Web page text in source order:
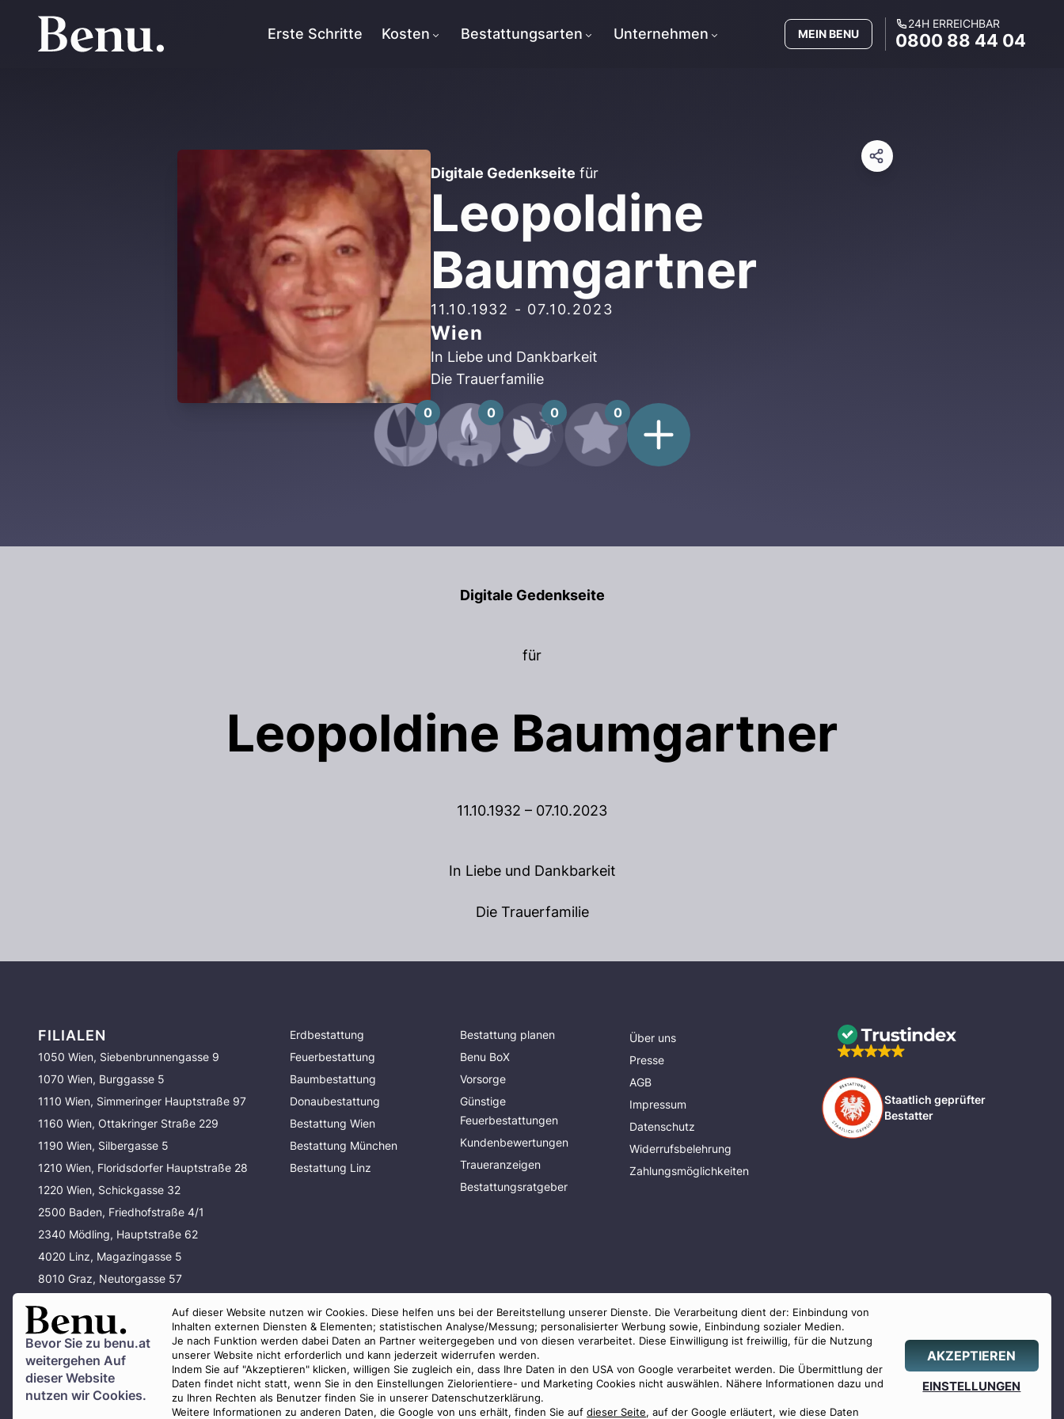
Bevor Sie zu benu.at
weitergehen Auf
dieser Website
nutzen wir Cookies.
Auf dieser Website nutzen wir Cookies. Diese helfen uns bei der Bereitstellung unserer Dienste. Die Verarbeitung dient der: Einbindung von
Inhalten externen Diensten & Elementen; statistischen Analyse/Messung; personalisierter Werbung sowie, Einbindung sozialer Medien.
Je nach Funktion werden dabei Daten an Partner weitergegeben und von diesen verarbeitet. Diese Einwilligung ist freiwillig, für die Nutzung
unserer Website nicht erforderlich und kann jederzeit widerrufen werden.
Indem Sie auf "Akzeptieren" klicken, willigen Sie zugleich ein, dass Ihre Daten in den USA von Google verarbeitet werden. Die Übermittlung der
Daten findet nicht statt, wenn Sie in den Einstellungen Zielorientiere- und Marketing Cookies nicht auswählen. Nähere Informationen dazu und
zu Ihren Rechten als Benutzer finden Sie in unserer Datenschutzerklärung.
Weitere Informationen zu anderen Daten, die Google von uns erhält, finden Sie auf dieser Seite, auf der Google erläutert, wie diese Daten
AKZEPTIEREN
EINSTELLUNGEN
Erste Schritte Kosten Bestattungsarten Unternehmen MEIN BENU
24H ERREICHBAR
0800 88 44 04
Digitale Gedenkseite für
Leopoldine
Baumgartner
11.10.1932 - 07.10.2023
Wien
In Liebe und Dankbarkeit
Die Trauerfamilie
0 0 0 0
Digitale Gedenkseite
für
Leopoldine Baumgartner
11.10.1932 – 07.10.2023
In Liebe und Dankbarkeit
Die Trauerfamilie
FILIALEN
1050 Wien, Siebenbrunnengasse 9
1070 Wien, Burggasse 5
1110 Wien, Simmeringer Hauptstraße 97
1160 Wien, Ottakringer Straße 229
1190 Wien, Silbergasse 5
1210 Wien, Floridsdorfer Hauptstraße 28
1220 Wien, Schickgasse 32
2500 Baden, Friedhofstraße 4/1
2340 Mödling, Hauptstraße 62
4020 Linz, Magazingasse 5
8010 Graz, Neutorgasse 57
80637 München, Baldurstraße 29
Erdbestattung
Feuerbestattung
Baumbestattung
Donaubestattung
Bestattung Wien
Bestattung München
Bestattung Linz
Bestattung planen
Benu BoX
Vorsorge
Günstige
Feuerbestattungen
Kundenbewertungen
Traueranzeigen
Bestattungsratgeber
Über uns
Presse
AGB
Impressum
Datenschutz
Widerrufsbelehrung
Zahlungsmöglichkeiten
Staatlich geprüfter
Bestatter
© 2026 Benu GmbH. Alle Rechte vorbehalten.